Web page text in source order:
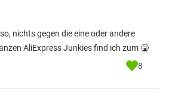
nichts gegen die eine oder andere
AliExpress Junkies find ich zum 🤮
8